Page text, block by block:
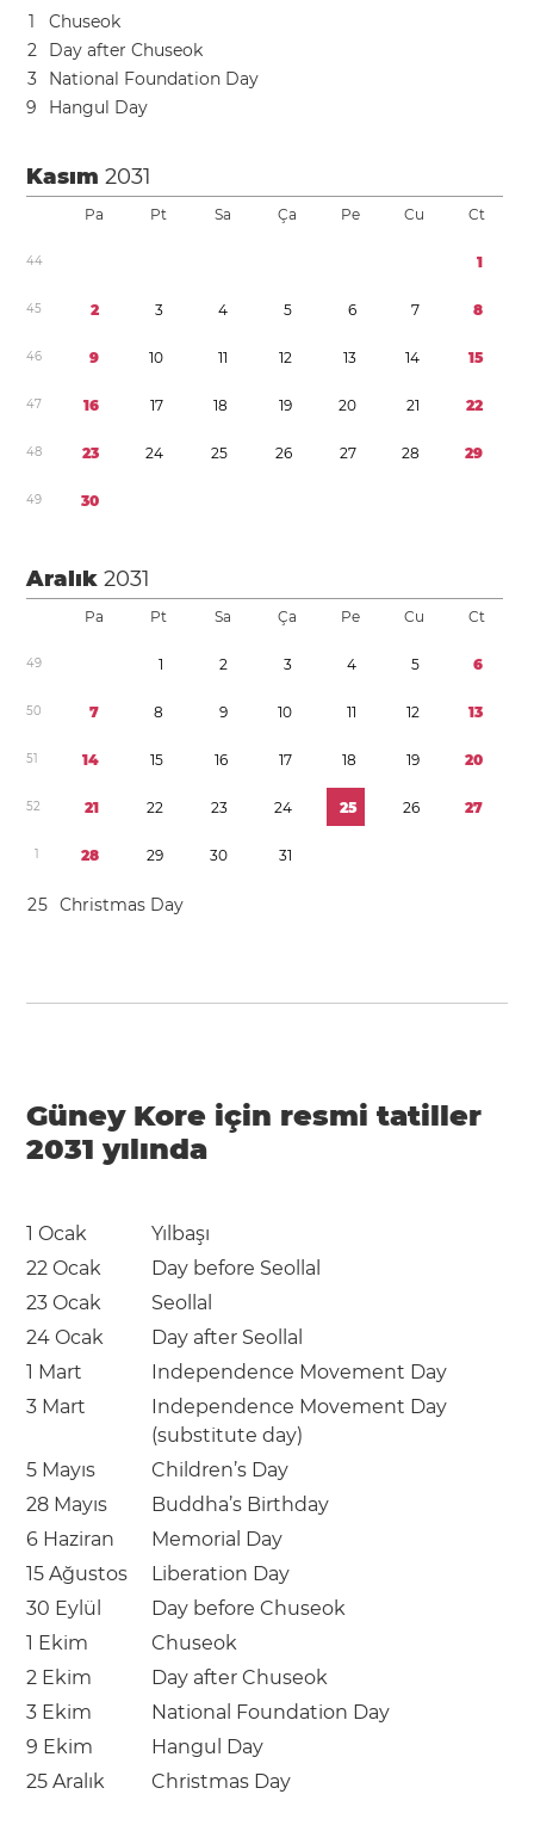
1
Chuseok
2
Day after Chuseok
3
National Foundation Day
9
Hangul Day
Kasım2031
Pa Pt Sa Ça Pe Cu Ct
44 1
45 2 3 4 5 6 7 8
46 9 10 11 12 13 14 15
47 16 17 18 19 20 21 22
48 23 24 25 26 27 28 29
49 30
Aralık2031
Pa Pt Sa Ça Pe Cu Ct
49 1 2 3 4 5 6
50 7 8 9 10 11 12 13
51 14 15 16 17 18 19 20
52 21 22 23 24 25 26 27
1 28 29 30 31
25 Christmas Day
Güney Kore için resmi tatiller
2031 yılında
1 Ocak
Yılbaşı
22 Ocak
Day before Seollal
23 Ocak
Seollal
24 Ocak
Day after Seollal
1 Mart
Independence Movement Day
3 Mart
Independence Movement Day
(substitute day)
5 Mayıs
Children’s Day
28 Mayıs
Buddha’s Birthday
6 Haziran
Memorial Day
15 Ağustos
Liberation Day
30 Eylül
Day before Chuseok
1 Ekim
Chuseok
2 Ekim
Day after Chuseok
3 Ekim
National Foundation Day
9 Ekim
Hangul Day
25 Aralık
Christmas Day